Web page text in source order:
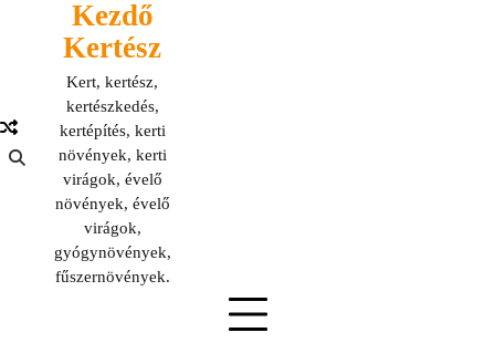
Kezdő
Kertész
Kert, kertész,
kertészkedés,
kertépítés, kerti
növények, kerti
virágok, évelő
növények, évelő
virágok,
gyógynövények,
fűszernövények.